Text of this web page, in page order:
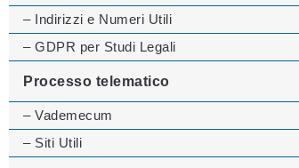
– Indirizzi e Numeri Utili
– GDPR per Studi Legali
Processo telematico
– Vademecum
– Siti Utili